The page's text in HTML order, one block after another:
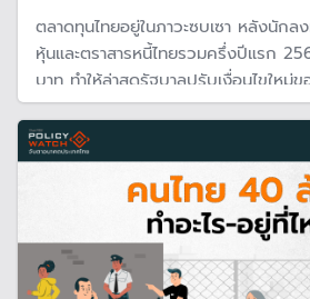
ตลาดทุนไทยอยู่ในภาวะซบเซา หลังนักล
หุ้นและตราสารหนี้ไทยรวมครึ่งปีแรก
บาท ทำให้ล่าสุดรัฐบาลปรับเงื่อนไขใหม่
ลดเวลาถือครองสั้นลง และเพิ่มวงเงิน
ให้นักลงทุนนำเงินมาลงทุนในตลาดทุนไทย